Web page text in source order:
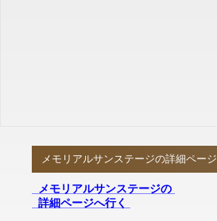
メモリアルサンステージの詳細ページ
メモリアルサンステージの
詳細ページへ行く